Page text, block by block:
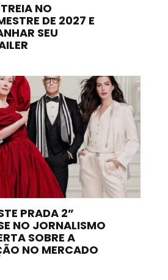
NO
DE 2027 E
SEU
PRADA 2”
NO JORNALISMO
SOBRE A
NO MERCADO